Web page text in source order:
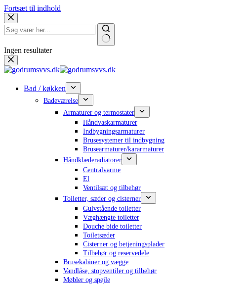
Fortsæt til indhold
Ingen resultater
Bad / køkken
Badeværelse
Armaturer og termostater
Håndvaskarmaturer
Indbygningsarmaturer
Brusesystemer til indbygning
Brusearmaturer/kararmaturer
Håndklæderadiatorer
Centralvarme
El
Ventilsæt og tilbehør
Toiletter, sæder og cisterner
Gulvstående toiletter
Væghængte toiletter
Douche bide toiletter
Toiletsæder
Cisterner og betjeningsplader
Tilbehør og reservedele
Brusekabiner og vægge
Vandlåse, stopventiler og tilbehør
Møbler og spejle